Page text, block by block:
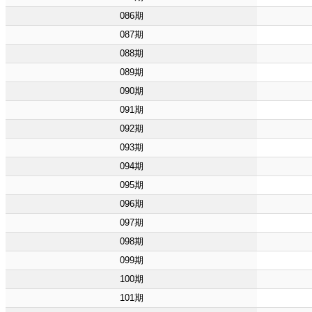
086期
087期
088期
089期
090期
091期
092期
093期
094期
095期
096期
097期
098期
099期
100期
101期